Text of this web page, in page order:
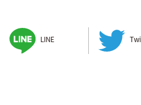
LINE